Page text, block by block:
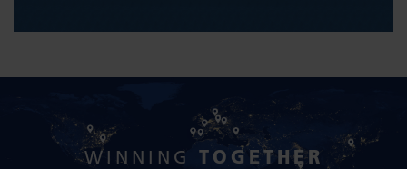
WINNING TOGETHER